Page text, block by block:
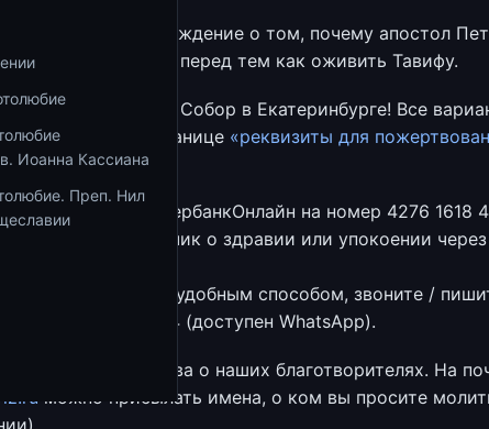
Иоанна Кассиана
Преп. Нил
— Гл. 9:37-41. Рассуждение о том, почему апостол
людей из комнаты перед тем как оживить Тавифу.
Успенский Собор в Екатеринбурге! Все
указаны на странице «реквизиты для
перевод через СбербанкОнлайн на номер 4276 1618
Именной кирпичик о здравии или упокоении
пожертвование удобным способом, звоните /
8-908-923-05-04 (доступен WhatsApp).
молитва о наших благотворителях. На
можно присылать имена, о ком вы просите